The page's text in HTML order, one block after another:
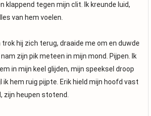
klappend tegen mijn clit. Ik kreunde luid,
van hem voelen.
trok hij zich terug, draaide me om en duwde
zijn pik meteen in mijn mond. Pijpen. Ik
in mijn keel glijden, mijn speeksel droop
ik hem ruig pijpte. Erik hield mijn hoofd vast
zijn heupen stotend.